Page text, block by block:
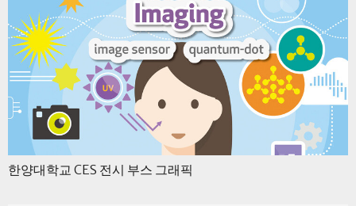
한양대학교 CES 전시 부스 그래픽